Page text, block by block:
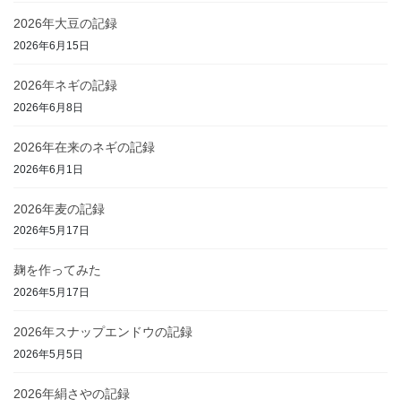
2026年大豆の記録
2026年6月15日
2026年ネギの記録
2026年6月8日
2026年在来のネギの記録
2026年6月1日
2026年麦の記録
2026年5月17日
麹を作ってみた
2026年5月17日
2026年スナップエンドウの記録
2026年5月5日
2026年絹さやの記録